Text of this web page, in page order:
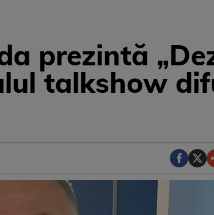
prezintă
talkshow